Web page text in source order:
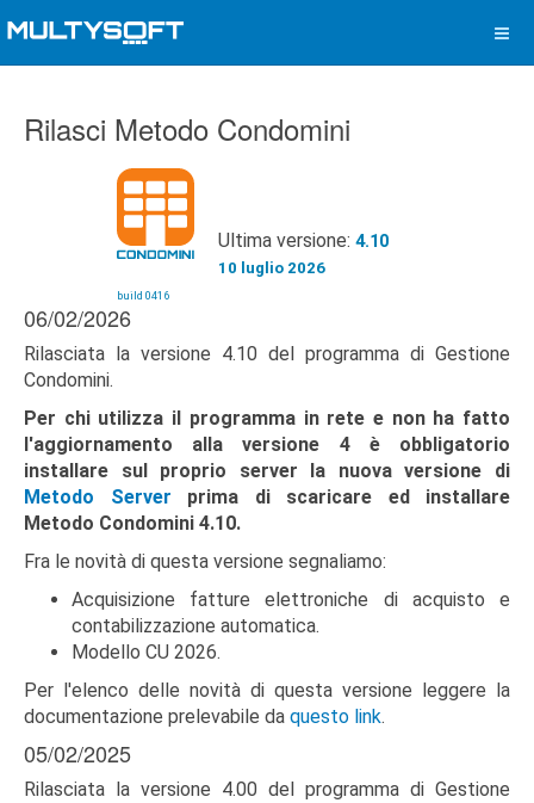
Rilasci Metodo Condomini
Ultima versione: 4.10
10 luglio 2026
build 0416
06/02/2026
Rilasciata la versione 4.10 del programma di Gestione
Condomini.
Per chi utilizza il programma in rete e non ha fatto
l'aggiornamento alla versione 4 è obbligatorio
installare sul proprio server la nuova versione di
Metodo Server prima di scaricare ed installare
Metodo Condomini 4.10.
Fra le novità di questa versione segnaliamo:
Acquisizione fatture elettroniche di acquisto e
contabilizzazione automatica.
Modello CU 2026.
Per l'elenco delle novità di questa versione leggere la
documentazione prelevabile da questo link.
05/02/2025
Rilasciata la versione 4.00 del programma di Gestione